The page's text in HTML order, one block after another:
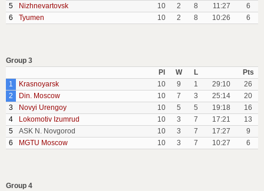
5 Nizhnevartovsk 10 2 8 11:27
6
6
Tyumen 10 2 8 10:26 6
Group 3
Pl
W L
Pts
1
Krasnoyarsk 10 9 1 29:10
26
2
Din. Moscow 10 7 3 25:14
20
3
Novyi Urengoy 10 5 5 19:18
16
4
Lokomotiv Izumrud 10 3 7 17:21
13
5
ASK N. Novgorod 10 3 7 17:27
9
6
MGTU Moscow 10 3 7 10:27 6
Group 4